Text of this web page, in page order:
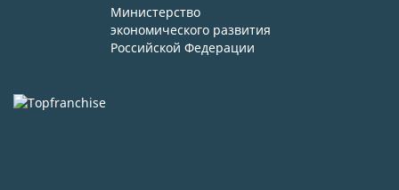
Министерство
экономического развития
Российской Федерации